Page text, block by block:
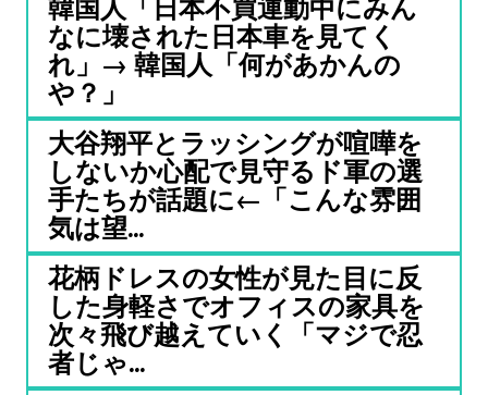
韓国人「日本不買運動中にみん
なに壊された日本車を見てく
れ」→ 韓国人「何があかんの
や？」
大谷翔平とラッシングが喧嘩を
しないか心配で見守るド軍の選
手たちが話題に←「こんな雰囲
気は望...
花柄ドレスの女性が見た目に反
した身軽さでオフィスの家具を
次々飛び越えていく「マジで忍
者じゃ...